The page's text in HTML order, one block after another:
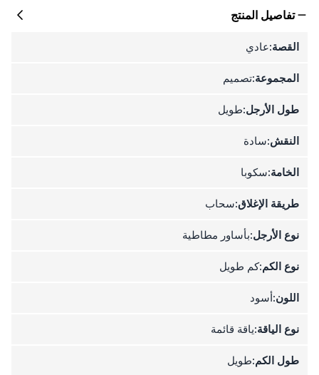
تفاصيل المنتج
القصة:عادي
المجموعة:تصميم
طول الأرجل:طويل
النقش:سادة
الخامة:سكوبا
طريقة الإغلاق:سحاب
نوع الأرجل:بأساور مطاطية
نوع الكم:كم طويل
اللون:أسود
نوع الياقة:ياقة قائمة
طول الكم:طويل